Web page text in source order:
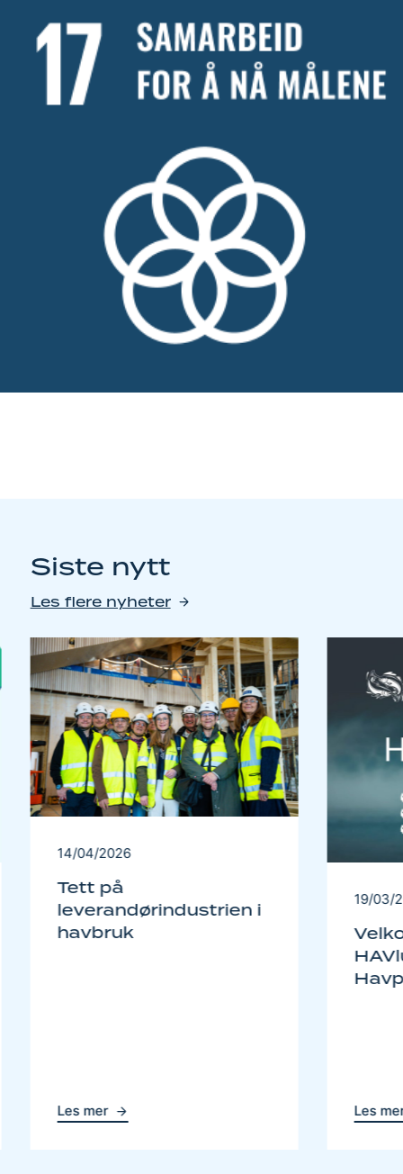
Siste nytt
Les flere nyheter
14/04/2026
Tett på
leverandørindustrien i
havbruk
Les mer
19/03/
Les